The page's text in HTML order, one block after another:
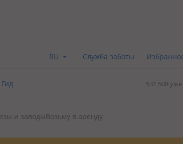
RU Служба заботы
531 508
и заводы Возьму в аренду